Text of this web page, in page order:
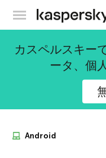
カスペルスキー
ータ、個
Android